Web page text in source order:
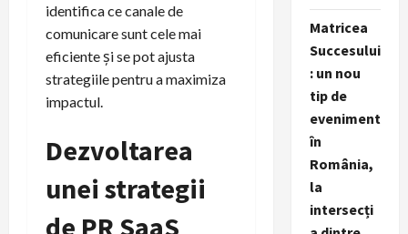
identifica ce canale de
comunicare sunt cele mai
eficiente și se pot ajusta
strategiile pentru a maximiza
impactul.
Dezvoltarea
unei strategii
de PR SaaS
Matricea
Succesului
: un nou
tip de
eveniment
în
România,
la
intersecți